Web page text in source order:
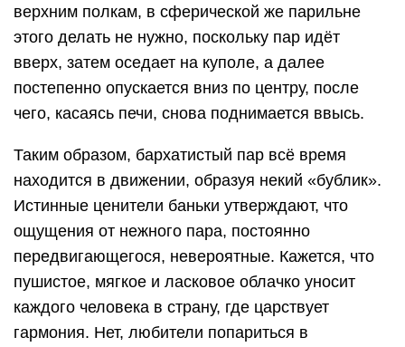
верхним полкам, в сферической же парильне
этого делать не нужно, поскольку пар идёт
вверх, затем оседает на куполе, а далее
постепенно опускается вниз по центру, после
чего, касаясь печи, снова поднимается ввысь.
Таким образом, бархатистый пар всё время
находится в движении, образуя некий «бублик».
Истинные ценители баньки утверждают, что
ощущения от нежного пара, постоянно
передвигающегося, невероятные. Кажется, что
пушистое, мягкое и ласковое облачко уносит
каждого человека в страну, где царствует
гармония. Нет, любители попариться в